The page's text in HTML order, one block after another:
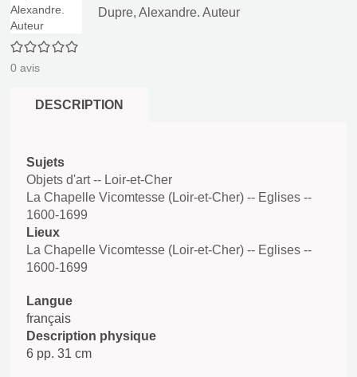
0/5
0 avis
Dupre, Alexandre. Auteur
DESCRIPTION
Sujets
Objets d'art -- Loir-et-Cher
La Chapelle Vicomtesse (Loir-et-Cher) -- Eglises --
1600-1699
Lieux
La Chapelle Vicomtesse (Loir-et-Cher) -- Eglises --
1600-1699
Langue
français
Description physique
6 pp. 31 cm